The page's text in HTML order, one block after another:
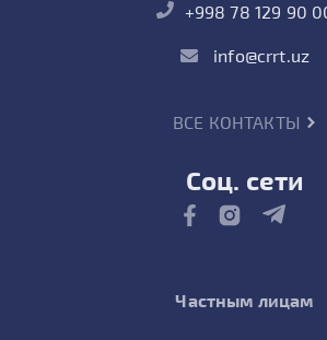
+998 78 129 90
info@crrt.uz
ВСЕ КОНТАКТЫ
Соц. сети
Частным лицам